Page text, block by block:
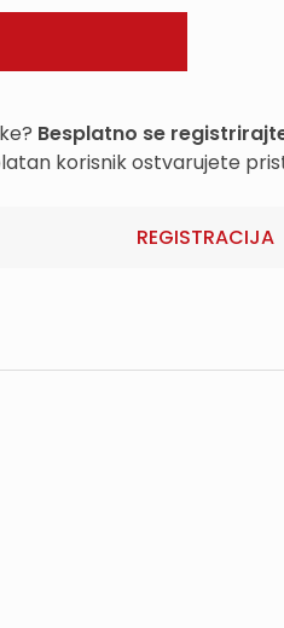
Besplatno se
korisnik ostvarujete
REGISTRACIJA